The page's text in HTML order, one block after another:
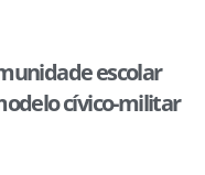
escolar
cívico-militar